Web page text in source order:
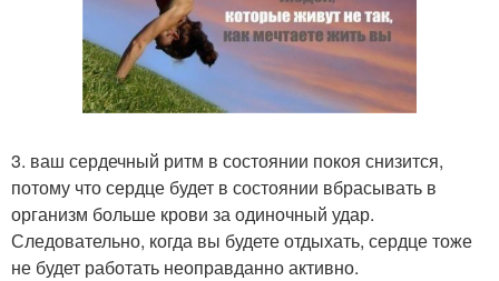
3. ваш сердечный ритм в состоянии покоя снизится,
потому что сердце будет в состоянии вбрасывать в
организм больше крови за одиночный удар.
Следовательно, когда вы будете отдыхать, сердце тоже
не будет работать неоправданно активно.